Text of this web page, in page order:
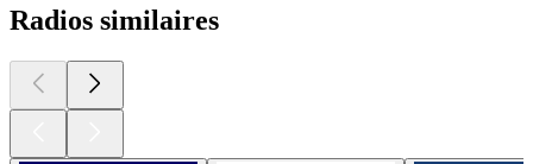
Radios similaires